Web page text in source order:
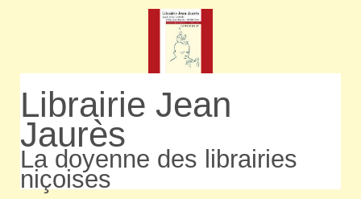
Librairie Jean
Jaurès
La doyenne des librairies
niçoises